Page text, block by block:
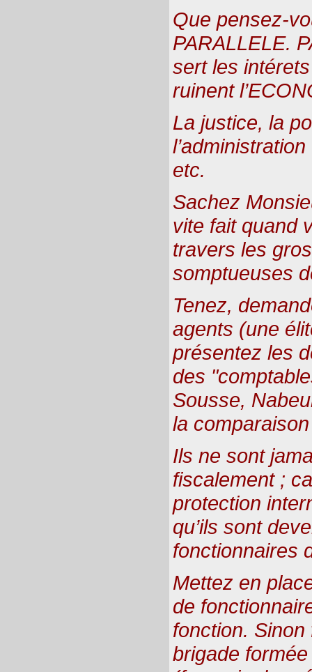
Que pensez-
PARALLELE.
sert les
ruinent
La justice, la
etc.
Sachez
vite fait quand
travers les
somptueuses
Tenez,
agents (une
présentez les
des
Sousse,
la
Ils ne sont
fiscalement ;
protection
qu’ils sont
fonctionnaires
Mettez en
de
fonction.
brigade